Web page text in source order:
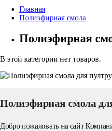
Главная
Полиэфирная смола
Полиэфирная
В этой категории нет товаров.
Полиэфирная смола
Добро пожаловать на сайт